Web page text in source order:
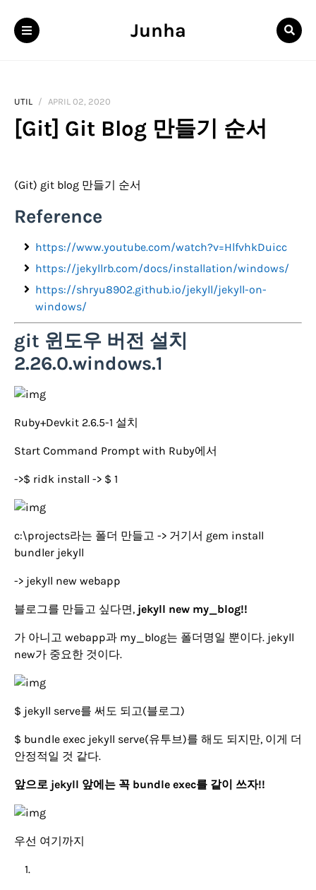
Junha
UTIL APRIL 02, 2020
[Git] Git Blog 만들기 순서
(Git) git blog 만들기 순서
Reference
https://www.youtube.com/watch?v=HlfvhkDuicc
https://jekyllrb.com/docs/installation/windows/
https://shryu8902.github.io/jekyll/jekyll-on-
windows/
git 윈도우 버전 설치
2.26.0.windows.1
Ruby+Devkit 2.6.5-1 설치
Start Command Prompt with Ruby에서
->$ ridk install -> $ 1
c:\projects라는 폴더 만들고 -> 거기서 gem install
bundler jekyll
-> jekyll new webapp
블로그를 만들고 싶다면, jekyll new my_blog!!
가 아니고 webapp과 my_blog는 폴더명일 뿐이다. jekyll
new가 중요한 것이다.
$ jekyll serve를 써도 되고(블로그)
$ bundle exec jekyll serve(유투브)를 해도 되지만, 이게 더
안정적일 것 같다.
앞으로 jekyll 앞에는 꼭 bundle exec를 같이 쓰자!!
우선 여기까지